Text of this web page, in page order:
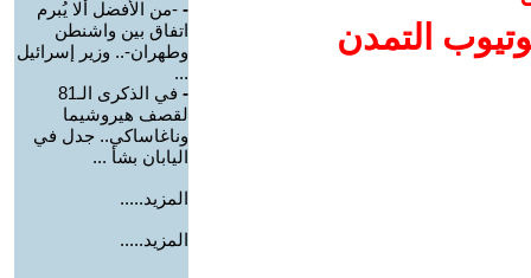
التمدن
- -من الأفضل ألا يُبرم
اتفاق بين واشنطن
وطهران-.. وزير إسرائيل
...
-
في الذكرى الـ81
لقصف هيروشيما
وناغاساكي.. جدل في
اليابان بشأ ...
المزيد.....
المزيد.....